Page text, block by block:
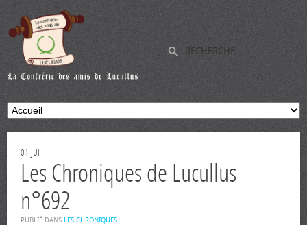
01 JUI
Les Chroniques de Lucullus
n°692
PUBLIÉ DANS LES CHRONIQUES.